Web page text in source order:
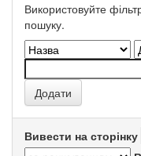
Використовуйте
пошуку.
Вивести на сторінку